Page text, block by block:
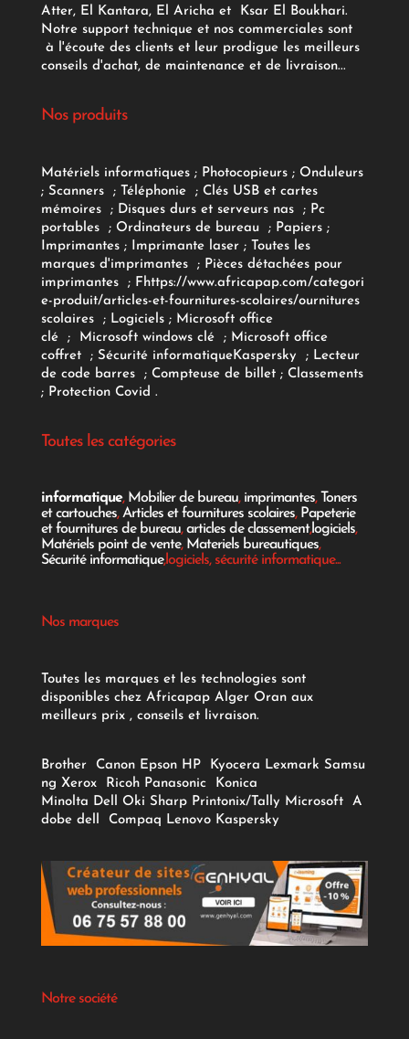
Atter, El Kantara, El Aricha et Ksar El Boukhari.
Notre support technique et nos commerciales sont
à l'écoute des clients et leur prodigue les meilleurs
conseils d'achat, de maintenance et de livraison...
Nos produits
Matériels informatiques; Photocopieurs; Onduleurs
; Scanners ; Téléphonie ; Clés USB et cartes
mémoires
; Disques durs et serveurs nas ; Pc
portables
; Ordinateurs de bureau ; Papiers;
Imprimantes;Imprimante laser; Toutes les
marques d'imprimantes
; Pièces détachées pour
imprimantes
; F https://www.africapap.com/categori
e-produit/articles-et-fournitures-scolaires/ournitures
scolaires; Logiciels ; Microsoft office
clé
; Microsoft windows clé; Microsoft office
coffret ; Sécurité informatiqueKaspersky ; Lecteur
de code barres
; Compteuse de billet; Classements
; Protection Covid .
Toutes les catégories
informatique, Mobilier de bureau, imprimantes, Toners
et cartouches,Articles et fournitures scolaires, Papeterie
et fournitures de bureau,articles de classement,logiciels,
Matériels point de vente, Materiels bureautiques,
Sécurité informatique,logiciels, sécurité informatique...
Nos marques
Toutes les marques et les technologies sont
disponibles chez Africapap Alger Oran aux
meilleurs prix , conseils et livraison.
Brother Canon Epson HP Kyocera Lexmark Samsu
ng Xerox Ricoh Panasonic
Konica
Minolta Dell Oki Sharp Printonix/Tally Microsoft
A
dobe dell Compaq Lenovo Kaspersky
Notre société